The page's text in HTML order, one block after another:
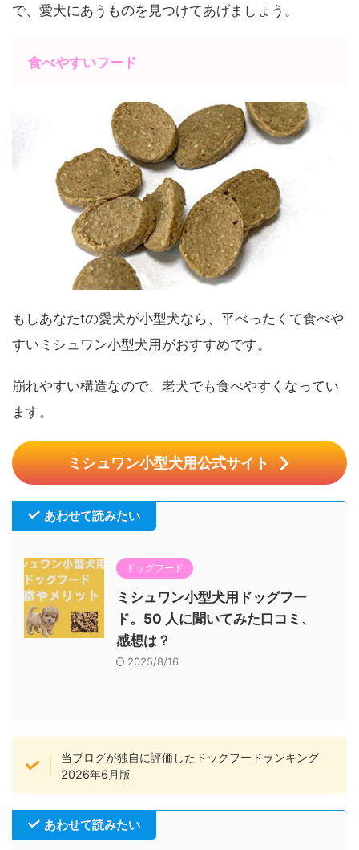
で、愛犬にあうものを見つけてあげましょう。
食べやすいフード
もしあなたtの愛犬が小型犬なら、平べったくて食べや
すいミシュワン小型犬用がおすすめです。
崩れやすい構造なので、老犬でも食べやすくなってい
ます。
ミシュワン小型犬用公式サイト
あわせて読みたい
ドッグフード
ミシュワン小型犬用ドッグフー
ド。50 人に聞いてみた口コミ、
感想は？
2025/8/16
当ブログが独自に評価したドッグフードランキング
2026年6月版
あわせて読みたい